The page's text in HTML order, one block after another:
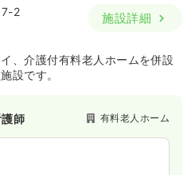
2
施設詳細
、介護付有料老人ホームを併設
設です。
師 有料老人ホーム